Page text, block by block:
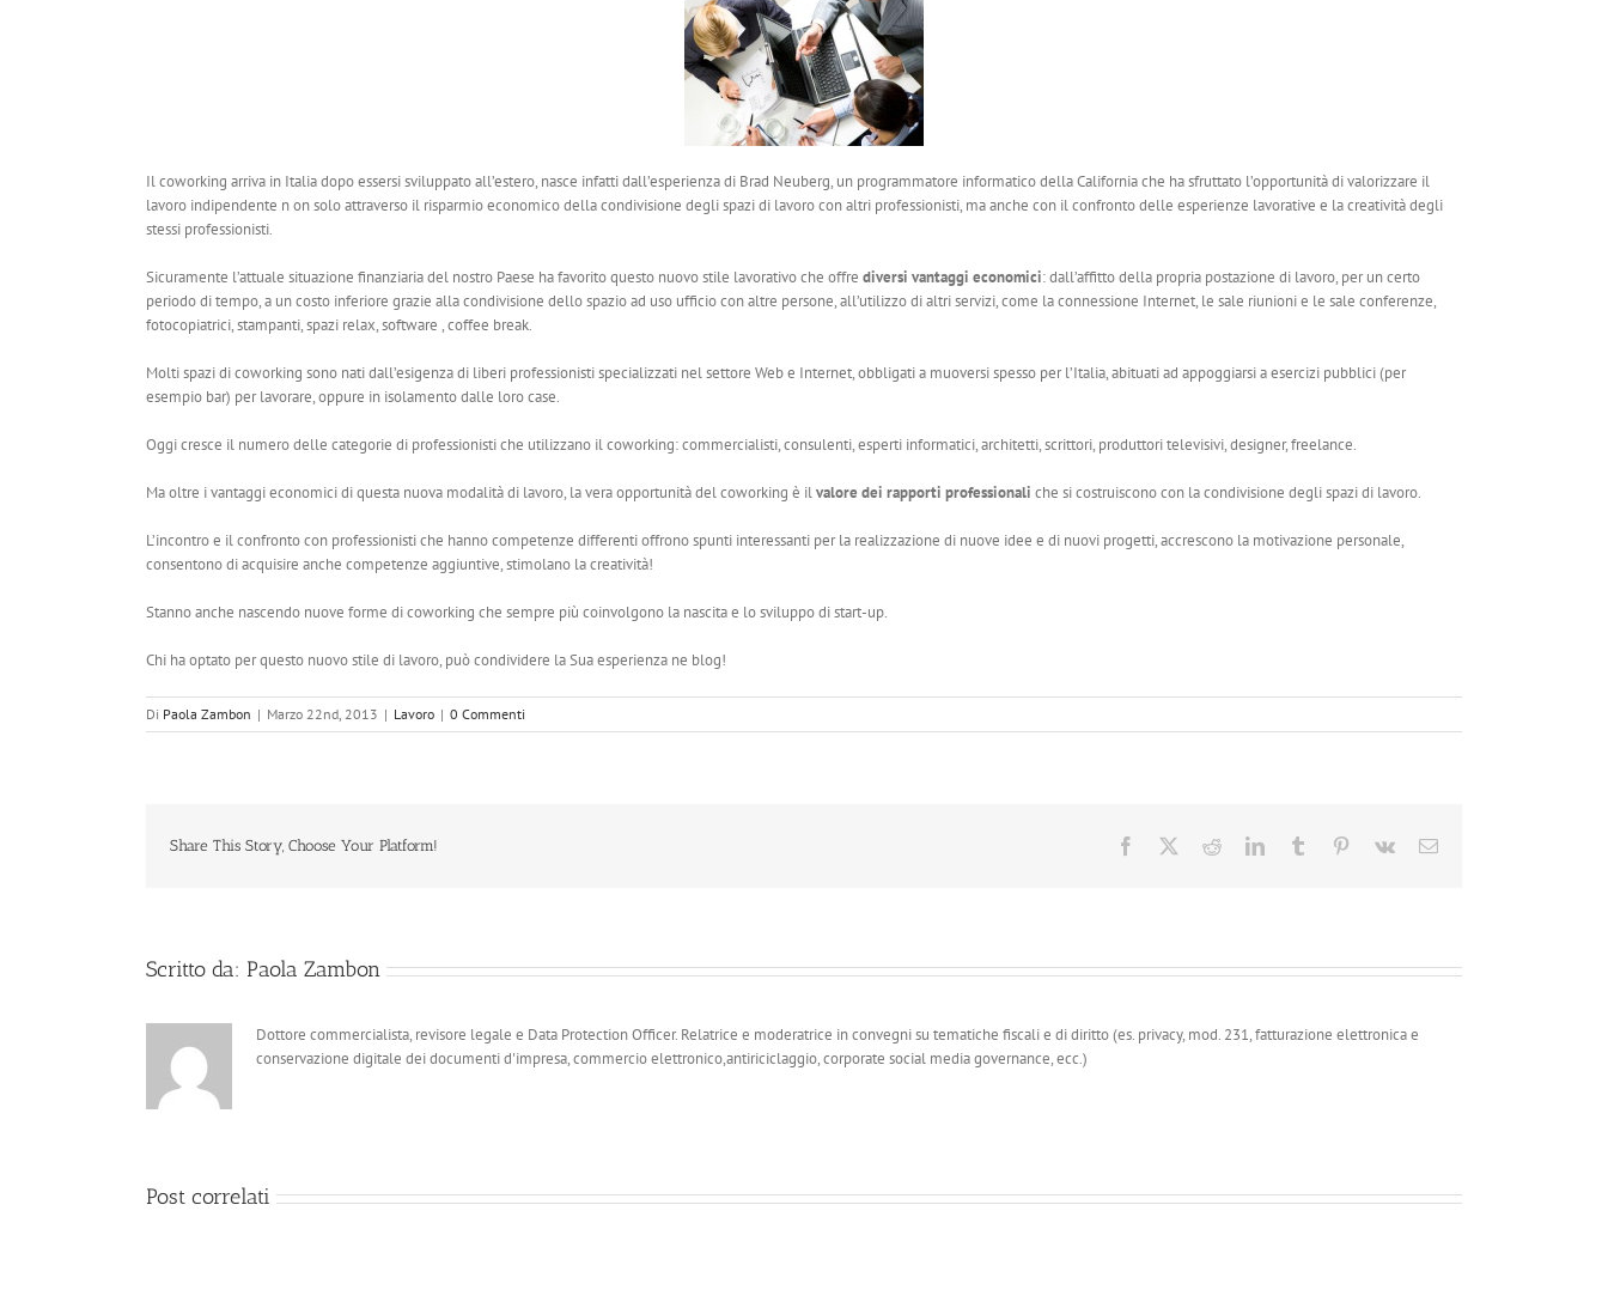
Il coworking arriva in Italia dopo essersi sviluppato all’estero, nasce infatti dall’esperienza di Brad Neuberg, un programmatore informatico della California che ha sfruttato l’opportunità di valorizzare il
lavoro indipendente n on solo attraverso il risparmio economico della condivisione degli spazi di lavoro con altri professionisti, ma anche con il confronto delle esperienze lavorative e la creatività degli
stessi professionisti.
Sicuramente l’attuale situazione finanziaria del nostro Paese ha favorito questo nuovo stile lavorativo che offre diversi vantaggi economici: dall’affitto della propria postazione di lavoro, per un certo
periodo di tempo, a un costo inferiore grazie alla condivisione dello spazio ad uso ufficio con altre persone, all’utilizzo di altri servizi, come la connessione Internet, le sale riunioni e le sale conferenze,
fotocopiatrici, stampanti, spazi relax, software , coffee break.
Molti spazi di coworking sono nati dall’esigenza di liberi professionisti specializzati nel settore Web e Internet, obbligati a muoversi spesso per l’Italia, abituati ad appoggiarsi a esercizi pubblici (per
esempio bar) per lavorare, oppure in isolamento dalle loro case.
Oggi cresce il numero delle categorie di professionisti che utilizzano il coworking: commercialisti, consulenti, esperti informatici, architetti, scrittori, produttori televisivi, designer, freelance.
Ma oltre i vantaggi economici di questa nuova modalità di lavoro, la vera opportunità del coworking è ilvalore dei rapporti professionali che si costruiscono con la condivisione degli spazi di lavoro.
L’incontro e il confronto con professionisti che hanno competenze differenti offrono spunti interessanti per la realizzazione di nuove idee e di nuovi progetti, accrescono la motivazione personale,
consentono di acquisire anche competenze aggiuntive, stimolano la creatività!
Stanno anche nascendo nuove forme di coworking che sempre più coinvolgono la nascita e lo sviluppo di start-up.
Chi ha optato per questo nuovo stile di lavoro, può condividere la Sua esperienza ne blog!
Di Paola Zambon | Marzo 22nd, 2013 | Lavoro | 0 Commenti
Share This Story, Choose Your Platform! Facebook RedditLinkedInTumblr Pinterest
Vk Email
Scritto da: Paola Zambon
Dottore commercialista, revisore legale e Data Protection Officer. Relatrice e moderatrice in convegni su tematiche fiscali e di diritto (es. privacy, mod. 231, fatturazione elettronica e
conservazione digitale dei documenti d'impresa, commercio elettronico,antiriciclaggio, corporate social media governance, ecc.)
Post correlati